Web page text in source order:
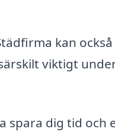
kan
viktigt
spara dig tid och